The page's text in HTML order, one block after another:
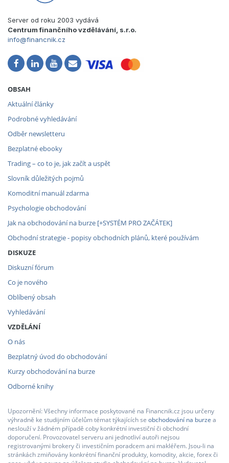
Server od roku 2003 vydává
Centrum finančního vzdělávání, s.r.o.
info@financnik.cz
OBSAH
Aktuální články
Podrobné vyhledávání
Odběr newsletteru
Bezplatné ebooky
Trading – co to je, jak začít a uspět
Slovník důležitých pojmů
Komoditní manuál zdarma
Psychologie obchodování
Jak na obchodování na burze [+SYSTÉM PRO ZAČÁTEK]
Obchodní strategie - popisy obchodních plánů, které používám
DISKUZE
Diskuzní fórum
Co je nového
Oblíbený obsah
Vyhledávání
VZDĚLÁNÍ
O nás
Bezplatný úvod do obchodování
Kurzy obchodování na burze
Odborné knihy
Upozornění: Všechny informace poskytované na Financnik.cz jsou určeny
výhradně ke studijním účelům témat týkajících se obchodování na burze a
neslouží v žádném případě coby konkrétní investiční či obchodní
doporučení. Provozovatel serveru ani jednotliví autoři nejsou
registrovanými brokery či investičním poradcem ani makléřem. Jsou-li na
stránkách zmiňovány konkrétní finanční produkty, komodity, akcie, forex či